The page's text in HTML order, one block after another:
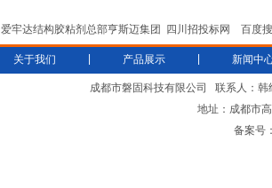
爱牢达结构胶粘剂总部亨斯迈集团 四川招投标网 百度
关于我们 产品展示 新闻中
成都市磐固科技有限公司 联系人：
地址：成都市
备案号